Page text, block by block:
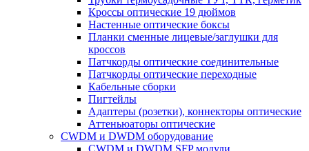
Кроссы оптические 19 дюймов
Настенные оптические боксы
Планки сменные лицевые/заглушки для
кроссов
Патчкорды оптические соединительные
Патчкорды оптические переходные
Кабельные сборки
Пигтейлы
Адаптеры (розетки), коннекторы оптические
Аттеньюаторы оптические
CWDM и DWDM оборудование
CWDM и DWDM SFP модули